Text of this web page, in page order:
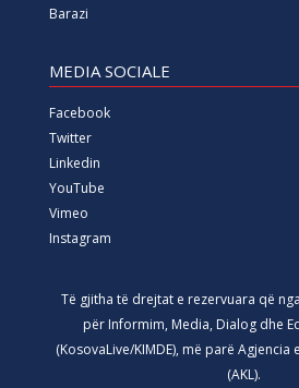
Barazi
MEDIA SOCIALE
Facebook
Twitter
Linkedin
YouTube
Vimeo
Instagram
Të gjitha të drejtat e rezervuara që
për Informim, Media, Dialog dhe
(KosovaLive/KIMDE), më parë Agjencia
(AKL).